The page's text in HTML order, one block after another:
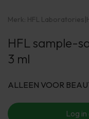
Merk: HFL Laboratories|
HFL sample-
3 ml
ALLEEN VOOR
Log